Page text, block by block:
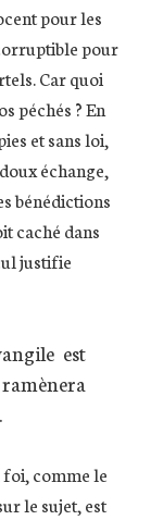
pour les
pour
Car quoi
péchés ? En
et sans loi,
échange,
bénédictions
caché dans
justifie
est
comme le
le sujet, est